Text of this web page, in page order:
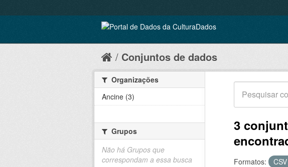
Conjuntos de dados
3
Formatos: CSV
Organizações
Ancine (3)
Grupos
Não há Grupos que
correspondam a essa busca